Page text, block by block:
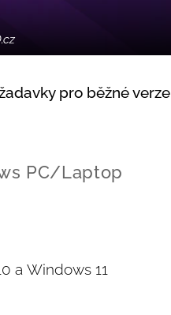
pro běžné verze
PC/Laptop
a Windows 11